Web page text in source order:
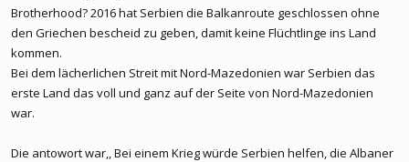
Brotherhood? 2016 hat Serbien die Balkanroute geschlossen ohne
den Griechen bescheid zu geben, damit keine Flüchtlinge ins Land
kommen.
Bei dem lächerlichen Streit mit Nord-Mazedonien war Serbien das
erste Land das voll und ganz auf der Seite von Nord-Mazedonien
war.
Die antowort war,, Bei einem Krieg würde Serbien helfen, die Albaner